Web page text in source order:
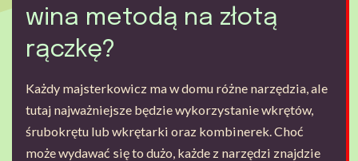
wina metodą na złotą
rączkę?
Każdy majsterkowicz ma w domu różne narzędzia, ale
tutaj najważniejsze będzie wykorzystanie wkrętów,
śrubokrętu lub wkrętarki oraz kombinerek. Choć
może wydawać się to dużo, każde z narzędzi znajdzie